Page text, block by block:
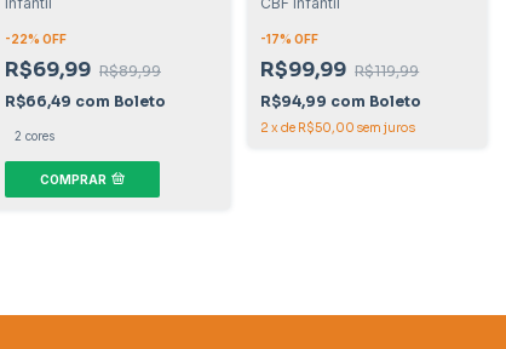
-22% OFF
R$69,99 R$89,99
R$66,49 com Boleto
2 cores
COMPRAR
-17% OFF
R$99,99 R$119,99
R$94,99 com Boleto
2 xde R$50,00 sem juros